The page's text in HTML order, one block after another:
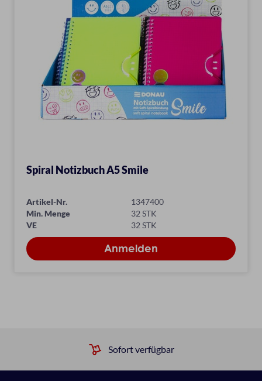
Spiral Notizbuch A5 Smile
Artikel-Nr.
1347400
Min. Menge
32 STK
VE
32 STK
Sofort verfügbar